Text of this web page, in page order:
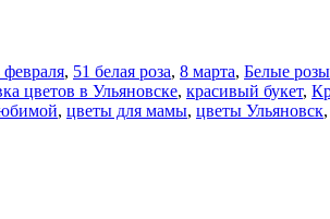
февраля, 51 белая роза, 8 марта, Белые розы
цветов в Ульяновске, красивый букет,
, цветы для мамы, цветы Ульяновск,